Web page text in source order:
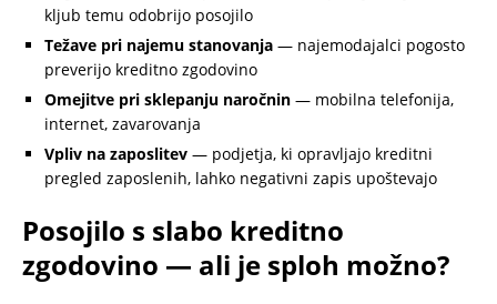
kljub temu odobrijo posojilo
Težave pri najemu stanovanja — najemodajalci pogosto
preverijo kreditno zgodovino
Omejitve pri sklepanju naročnin — mobilna telefonija,
internet, zavarovanja
Vpliv na zaposlitev — podjetja, ki opravljajo kreditni
pregled zaposlenih, lahko negativni zapis upoštevajo
Posojilo s slabo kreditno
zgodovino — ali je sploh možno?